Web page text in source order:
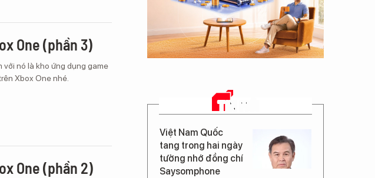
One (phần 3)
với nó là kho ứng dụng game
Xbox One nhé.
One (phần 2)
TIN MỚI
Việt Nam Quốc
tang trong hai ngày
tưởng nhớ đồng chí
Saysomphone